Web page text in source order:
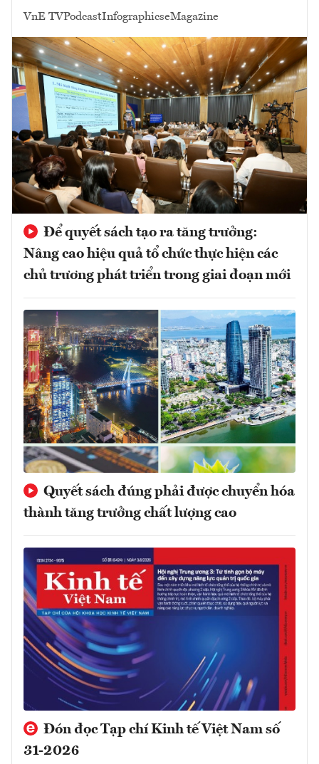
VnE TVPodcastInfographicseMagazine
Để quyết sách tạo ra tăng trưởng:
Nâng cao hiệu quả tổ chức thực hiện các
chủ trương phát triển trong giai đoạn mới
Quyết sách đúng phải được chuyển hóa
thành tăng trưởng chất lượng cao
Đón đọc Tạp chí Kinh tế Việt Nam số
31-2026